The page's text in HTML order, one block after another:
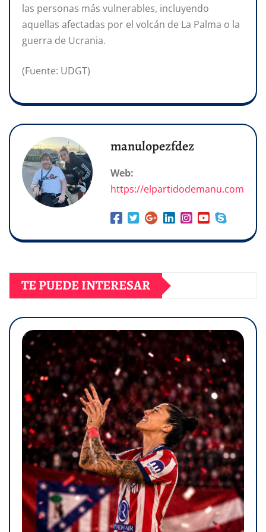
las personas más vulnerables, incluyendo
aquellas afectadas por el volcán de La Palma o la
guerra de Ucrania.
(Fuente: UDGT)
manulopezfdez
Web:
https://elpartidodemanu.com
TE PUEDE INTERESAR